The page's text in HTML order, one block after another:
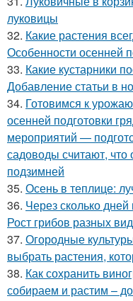
луковицы
32. Какие растения
Особенности осенней
33. Какие кустарники
Добавление статьи в
34. Готовимся к
осенней подготовки
мероприятий —
садоводы считают, что
подзимней
35. Осень в теплице:
36. Через сколько
Рост грибов разных
37. Огородные
выбрать растения,
38. Как сохранить
собираем и растим –